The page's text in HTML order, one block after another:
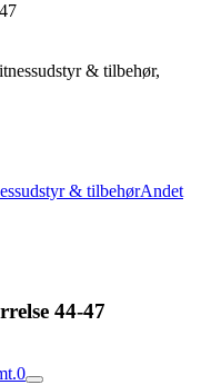
& tilbehør,
& tilbehørAndet
44-47
0